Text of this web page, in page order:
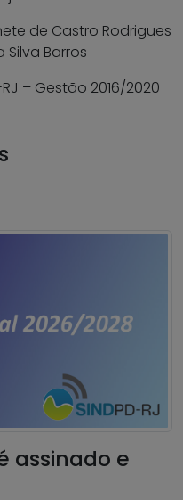
de Castro Rodrigues
Silva Barros
– Gestão 2016/2020
assinado e